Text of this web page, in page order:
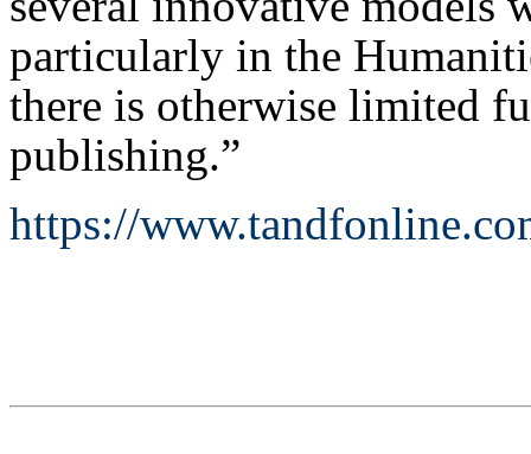
particularly in the
there is otherwise limited
publishing.”
https://